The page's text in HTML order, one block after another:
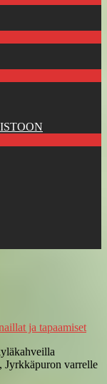
ja tapaamiset
Jyrkkäpuron varrelle